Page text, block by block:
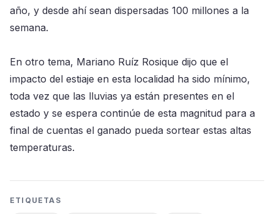
año, y desde ahí sean dispersadas 100 millones a la
semana.
En otro tema, Mariano Ruíz Rosique dijo que el
impacto del estiaje en esta localidad ha sido mínimo,
toda vez que las lluvias ya están presentes en el
estado y se espera continúe de esta magnitud para a
final de cuentas el ganado pueda sortear estas altas
temperaturas.
ETIQUETAS